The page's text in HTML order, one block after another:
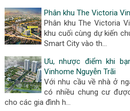
Phân khu The Victoria
Phân khu The Victoria
khu cuối cùng dự kiến
Smart City vào th…
Ưu, nhược điểm khi
Vinhome Nguyễn Trãi
Với nhu cầu về nhà ở
có nhiều chung cư
cho các gia đình h…